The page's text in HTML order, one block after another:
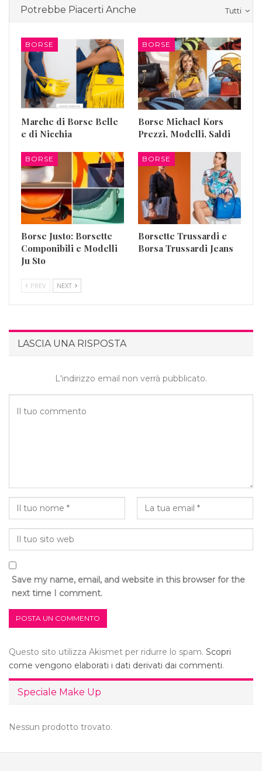
Tutti
Potrebbe Piacerti Anche
BORSE
Marche di Borse Belle
e di Nicchia
BORSE
Borse Michael Kors
Prezzi, Modelli, Saldi
BORSE
Borse Justo: Borsette
Componibili e Modelli
Ju Sto
BORSE
Borsette Trussardi e
Borsa Trussardi Jeans
PREV NEXT
LASCIA UNA RISPOSTA
L'indirizzo email non verrà pubblicato.
Save my name, email, and website in this browser for the
next time I comment.
Questo sito utilizza Akismet per ridurre lo spam. Scopri
come vengono elaborati i dati derivati dai commenti.
Speciale Make Up
Nessun prodotto trovato.